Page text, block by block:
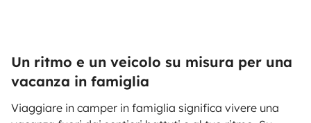
Un ritmo e un veicolo su misura per una
vacanza in famiglia
Viaggiare in camper in famiglia significa vivere una